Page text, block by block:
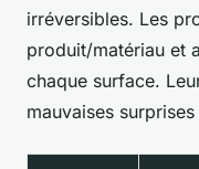
irréversibles. Les
produit/matériau et
chaque surface.
mauvaises